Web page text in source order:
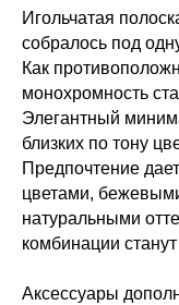
Игольчатая
собралось под
Как
монохромность
Элегантный
близких по тону
Предпочтение
цветами,
натуральными
комбинации
Аксессуары